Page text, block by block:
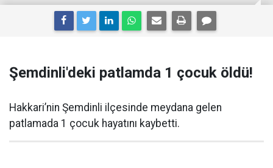
Şemdinli'deki patlamda 1 çocuk öldü!
Hakkari’nin Şemdinli ilçesinde meydana gelen
patlamada 1 çocuk hayatını kaybetti.